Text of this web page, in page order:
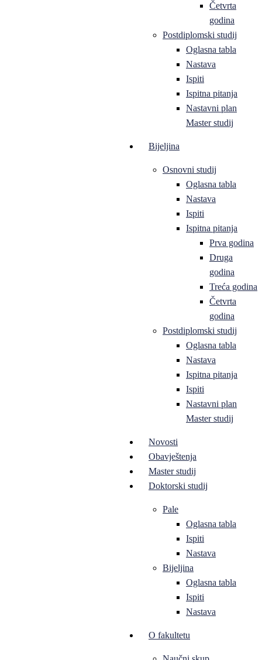
Četvrta
godina
Postdiplomski studij
Oglasna tabla
Nastava
Ispiti
Ispitna pitanja
Nastavni plan
Master studij
Bijeljina
Osnovni studij
Oglasna tabla
Nastava
Ispiti
Ispitna pitanja
Prva godina
Druga
godina
Treća godina
Četvrta
godina
Postdiplomski studij
Oglasna tabla
Nastava
Ispitna pitanja
Ispiti
Nastavni plan
Master studij
Novosti
Obavještenja
Master studij
Doktorski studij
Pale
Oglasna tabla
Ispiti
Nastava
Bijeljina
Oglasna tabla
Ispiti
Nastava
O fakultetu